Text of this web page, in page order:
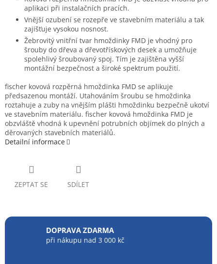
aplikaci při instalačních pracích.
Vnější ozubení se rozepře ve stavebním materiálu a tak
zajišťuje vysokou nosnost.
Žebrovitý vnitřní tvar hmoždinky FMD je vhodný pro
šrouby do dřeva a dřevotřískových desek a umožňuje
spolehlivý šroubovaný spoj. Tím je zajištěna vyšší
montážní bezpečnost a široké spektrum použití.
fischer kovová rozpěrná hmoždinka FMD se aplikuje
předsazenou montáží. Utahováním šroubu se hmoždinka
roztahuje a zuby na vnějším plášti hmoždinku bezpečně ukotví
ve stavebním materiálu. fischer kovová hmoždinka FMD je
obzvláště vhodná k upevnění potrubních objímek do plných a
děrovaných stavebních materiálů.
Detailní informace
ZEPTAT SE SDÍLET
DOPRAVA ZDARMA
při nákupu nad 3 000 kč